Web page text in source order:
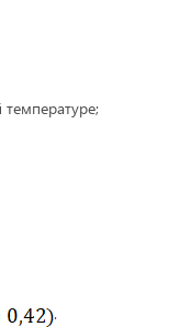
.